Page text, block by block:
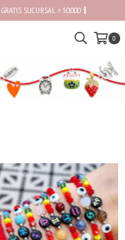
SUCURSAL > 50.000 $
0